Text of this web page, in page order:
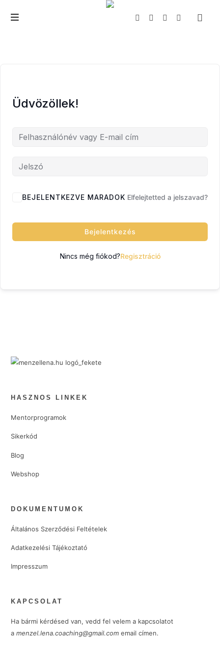
Wealth
Üdvözöllek!
BEJELENTKEZVE MARADOK Elfelejtetted a jelszavad?
Bejelentkezés
Nincs még fiókod?Regisztráció
HASZNOS LINKEK
Mentorprogramok
Sikerkód
Blog
Webshop
DOKUMENTUMOK
Általános Szerződési Feltételek
Adatkezelési Tájékoztató
Impresszum
KAPCSOLAT
Ha bármi kérdésed van, vedd fel velem a kapcsolatot
amenzel.lena.coaching@gmail.com email címen.